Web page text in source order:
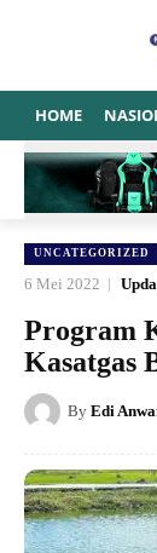
HOME
UNCATEGORIZED
6 Mei 2022
Program
Kasatgas
By Edi